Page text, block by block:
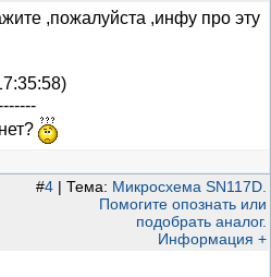
,пожалуйста ,инфу про эту
#4 | Тема: Микросхема SN117D.
Помогите опознать или
подобрать аналог.
Информация +